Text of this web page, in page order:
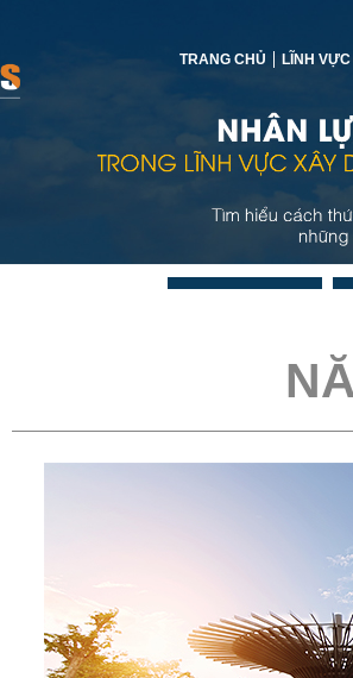
TRANG CHỦ LĨNH